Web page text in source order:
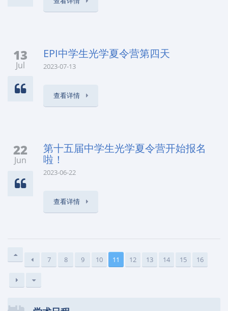
13
Jul
EPI中学生光学夏令营第四天
2023-07-13
查看详情
22
Jun
第十五届中学生光学夏令营开始报名
啦！
2023-06-22
查看详情
7 8 9 10 11 12 13 14 15 16